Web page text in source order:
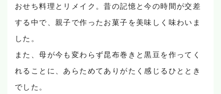
おせち料理とリメイク。昔の記憶と今の時間が交差
する中で、親子で作ったお菓子を美味しく味わいま
した。
また、母が今も変わらず昆布巻きと黒豆を作ってく
れることに、あらためてありがたく感じるひととき
でした。